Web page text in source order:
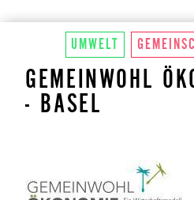
UMWELT
GEMEINWOHL
- BASEL